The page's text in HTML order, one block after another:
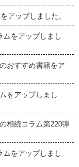
アップしました。
をアップしまし
おすすめ書籍をア
をアップしまし
相続コラム第220弾
をアップしまし